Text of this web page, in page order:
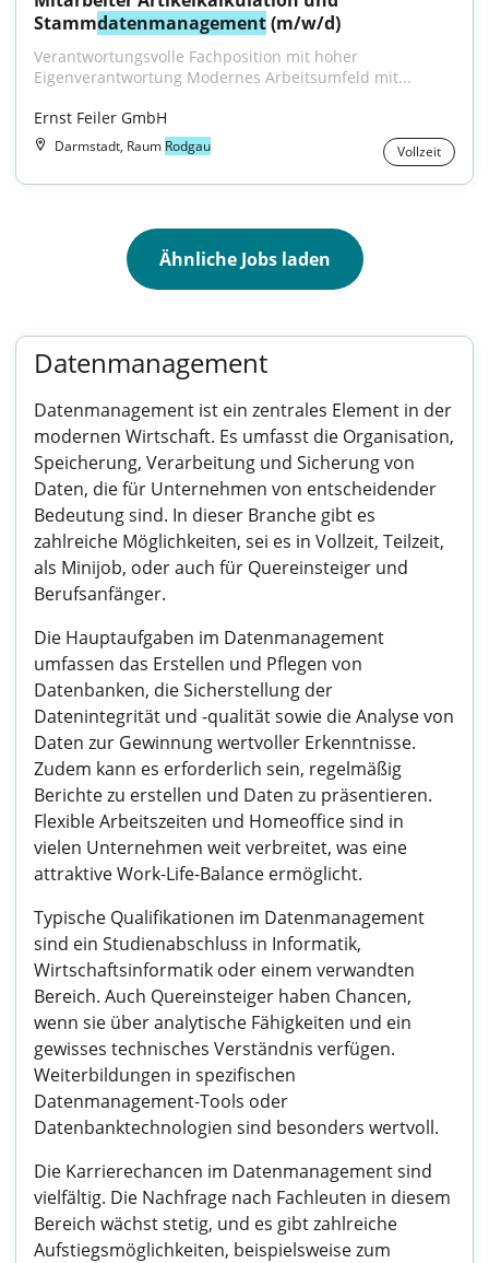
Stammdatenmanagement (m/w/d)
Verantwortungsvolle Fachposition mit hoher
Eigenverantwortung Modernes Arbeitsumfeld mit...
Ernst Feiler GmbH
Darmstadt, Raum Rodgau Vollzeit
Ähnliche Jobs laden
Datenmanagement
Datenmanagement ist ein zentrales Element in der
modernen Wirtschaft. Es umfasst die Organisation,
Speicherung, Verarbeitung und Sicherung von
Daten, die für Unternehmen von entscheidender
Bedeutung sind. In dieser Branche gibt es
zahlreiche Möglichkeiten, sei es in Vollzeit, Teilzeit,
als Minijob, oder auch für Quereinsteiger und
Berufsanfänger.
Die Hauptaufgaben im Datenmanagement
umfassen das Erstellen und Pflegen von
Datenbanken, die Sicherstellung der
Datenintegrität und -qualität sowie die Analyse von
Daten zur Gewinnung wertvoller Erkenntnisse.
Zudem kann es erforderlich sein, regelmäßig
Berichte zu erstellen und Daten zu präsentieren.
Flexible Arbeitszeiten und Homeoffice sind in
vielen Unternehmen weit verbreitet, was eine
attraktive Work-Life-Balance ermöglicht.
Typische Qualifikationen im Datenmanagement
sind ein Studienabschluss in Informatik,
Wirtschaftsinformatik oder einem verwandten
Bereich. Auch Quereinsteiger haben Chancen,
wenn sie über analytische Fähigkeiten und ein
gewisses technisches Verständnis verfügen.
Weiterbildungen in spezifischen
Datenmanagement-Tools oder
Datenbanktechnologien sind besonders wertvoll.
Die Karrierechancen im Datenmanagement sind
vielfältig. Die Nachfrage nach Fachleuten in diesem
Bereich wächst stetig, und es gibt zahlreiche
Aufstiegsmöglichkeiten, beispielsweise zum